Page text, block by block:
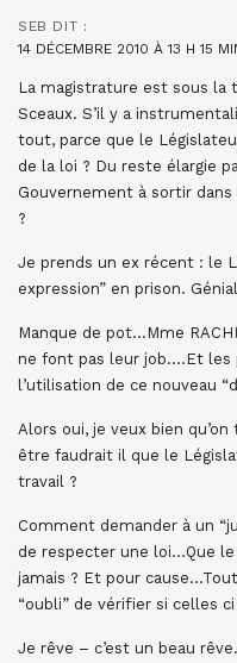
SEB DIT :
14 DÉCEMBRE 2010 À 13 H 15
La magistrature est sous la
Sceaux. S’il y a
tout, parce que le
de la loi ? Du reste élargie
Gouvernement à sortir
?
Je prends un ex récent : le
expression” en prison.
Manque de pot…Mme
ne font pas leur job….Et les
l’utilisation de ce nouveau
Alors oui, je veux bien
être faudrait il que le
travail ?
Comment demander à un
de respecter une loi…Que
jamais ? Et pour
“oubli” de vérifier si celles
Je rêve – c’est un beau